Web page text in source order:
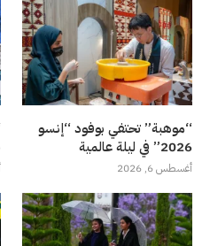
“موهبة” تحتفي بوفود “إنسو
2026” في ليلة عالمية
أغسطس 6, 2026